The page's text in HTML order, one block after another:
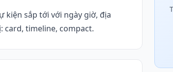
kiện sắp tới với ngày giờ, địa
card, timeline, compact.